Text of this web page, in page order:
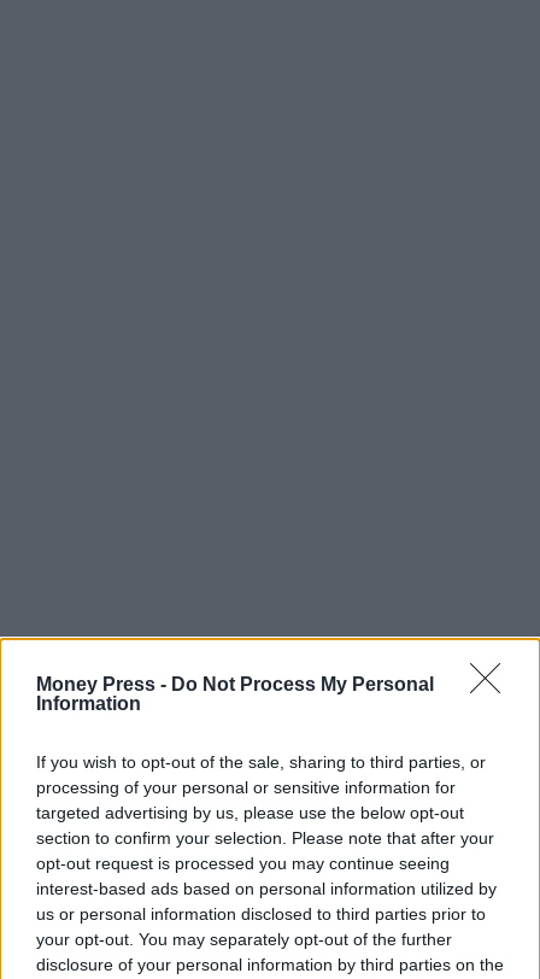
Money Press - Do Not Process My Personal
Information
If you wish to opt-out of the sale, sharing to third parties, or
processing of your personal or sensitive information for
targeted advertising by us, please use the below opt-out
section to confirm your selection. Please note that after your
opt-out request is processed you may continue seeing
interest-based ads based on personal information utilized by
us or personal information disclosed to third parties prior to
your opt-out. You may separately opt-out of the further
disclosure of your personal information by third parties on the